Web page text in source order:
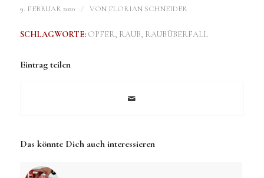
9. FEBRUAR 2020 / VON FLORIAN SCHNEIDER
SCHLAGWORTE: OPFER, RAUB, RAUBÜBERFALL
Eintrag teilen
Das könnte Dich auch interessieren